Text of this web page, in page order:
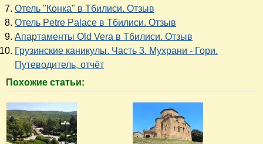
Отель "Конка" в Тбилиси. Отзыв
Отель Petre Palace в Тбилиси. Отзыв
Апартаменты Old Vera в Тбилиси. Отзыв
Грузинские каникулы. Часть 3. Мухрани - Гори.
Путеводитель, отчёт
Похожие статьи: